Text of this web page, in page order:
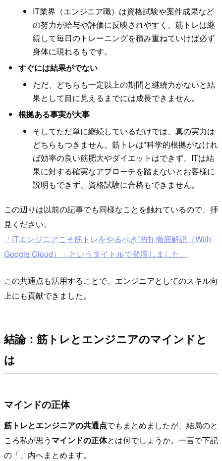
IT業界（エンジニア職）は資格試験や案件成果など
の努力が給与や評価に反映されやすく、筋トレは継
続して毎日のトレーニングを積み重ねていけば必ず
身体に現れるもです。
すぐには結果がでない
ただ、どちらも一定以上の期間と継続力がないと結
果として目に見えるまでには成長できません。
根拠ある事実が大事
そしてただ単に継続しているだけでは、真の実力は
どちらもつきません。筋トレは*科学的根拠がなけれ
ば効率の良い筋肥大やダイエットはできず、ITは結
果に対する確実なアプローチを踏まないとお客様に
説明もできず、資格試験に合格もできません。
この辺りは以前の記事でも同様なことを触れているので、拝
見ください。
「ITエンジニアこそ筋トレをやるべき理由 徹底解説（With
Google Cloud）」というタイトルで登壇しました。
この共通点も活用することで、エンジニアとしてのスキル向
上にも貢献できました。
結論：筋トレとエンジニアのマインドと
は
マインドの正体
筋トレとエンジニアの共通点でもまとめましたが、結局のと
ころ私が思う マインドの正体とは何でしょうか。一言で下記
の「」内へまとめます。